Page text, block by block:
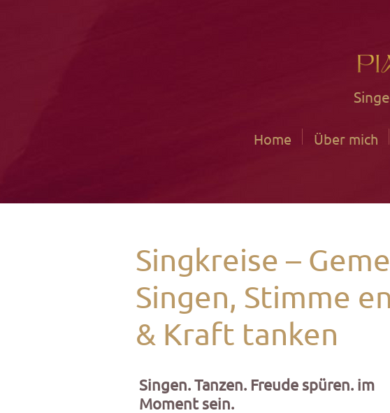
Home Über mich
Singkreise –
Singen, Stimme
& Kraft tanken
Singen. Tanzen. Freude spüren. im
Moment sein.